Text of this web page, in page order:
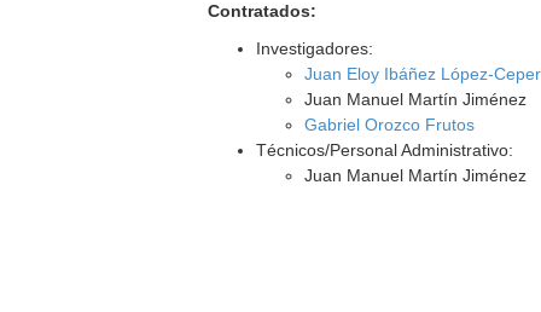
Contratados:
Investigadores:
Juan Eloy Ibáñez López-
Juan Manuel Martín Jiménez
Gabriel Orozco Frutos
Técnicos/Personal Administrativo:
Juan Manuel Martín Jiménez